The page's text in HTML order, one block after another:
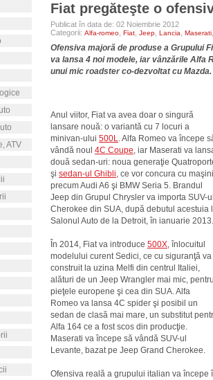
ATV
Fiat pregăteşte o
Publicat în data de: 02 Noiembrie 2012
Categorii: Alfa-romeo Fiat Jeep Lancia Maserati
Ofensiva majoră de produse a Grupului
va lansa 4 noi modele, iar vânzările Alfa
unui mic roadster co-dezvoltat cu Mazda.
Anul viitor, Fiat va avea doar o singură
lansare nouă: o variantă cu 7 locuri a
minivan-ului 500L. Alfa Romeo va începe
vândă noul 4C Coupe, iar Maserati va
două sedan-uri: noua generaţie
şi sedan-ul Ghibli, ce vor concura cu maşini
precum Audi A6 şi BMW Seria 5. Brandul
Jeep din Grupul Chrysler va importa SUV-
Cherokee din SUA, după debutul acestuia
Salonul Auto de la Detroit, în ianuarie 2013.
În 2014, Fiat va introduce 500X, înlocuitul
modelului curent Sedici, ce cu siguranţă va
construit la uzina Melfi din centrul Italiei,
alături de un Jeep Wrangler mai mic,
pieţele europene şi cea din SUA. Alfa
Romeo va lansa 4C spider şi posibil un
sedan de clasă mai mare, un substitut
Alfa 164 ce a fost scos din producţie.
Maserati va începe să vândă SUV-ul
Levante, bazat pe Jeep Grand Cherokee.
Ofensiva reală a grupului italian va începe